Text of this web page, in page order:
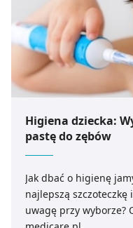
Higiena dziecka:
pastę do zębów
Jak dbać o higienę
najlepszą szczoteczkę
uwagę przy wyborze?